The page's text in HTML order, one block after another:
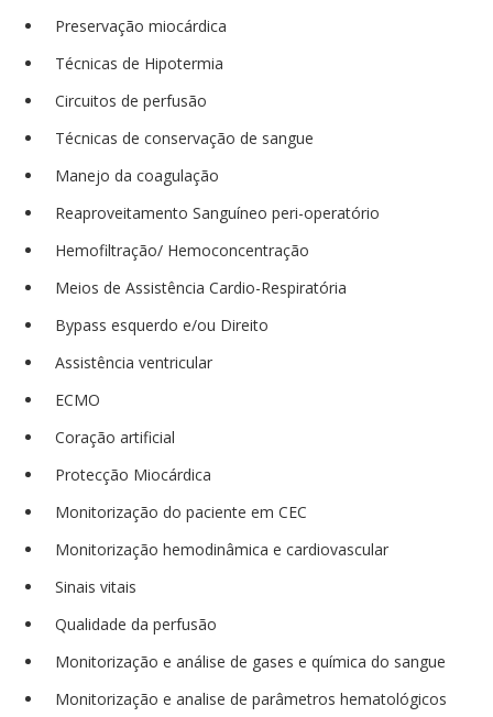
Preservação miocárdica
Técnicas de Hipotermia
Circuitos de perfusão
Técnicas de conservação de sangue
Manejo da coagulação
Reaproveitamento Sanguíneo peri-operatório
Hemofiltração/ Hemoconcentração
Meios de Assistência Cardio-Respiratória
Bypass esquerdo e/ou Direito
Assistência ventricular
ECMO
Coração artificial
Protecção Miocárdica
Monitorização do paciente em CEC
Monitorização hemodinâmica e cardiovascular
Sinais vitais
Qualidade da perfusão
Monitorização e análise de gases e química do sangue
Monitorização e analise de parâmetros hematológicos